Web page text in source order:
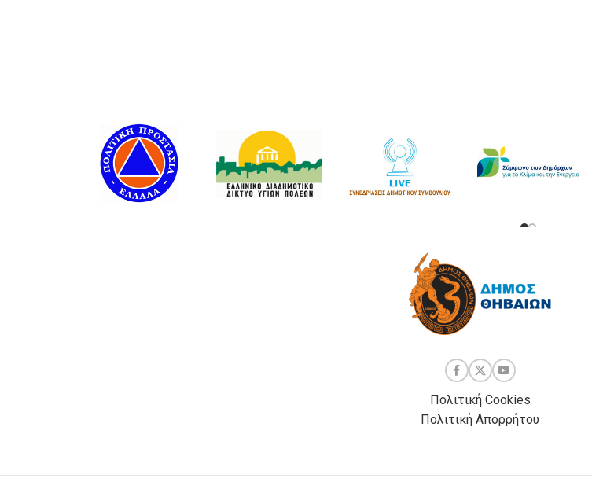
Πολιτική Cookies
Πολιτική Απορρήτου